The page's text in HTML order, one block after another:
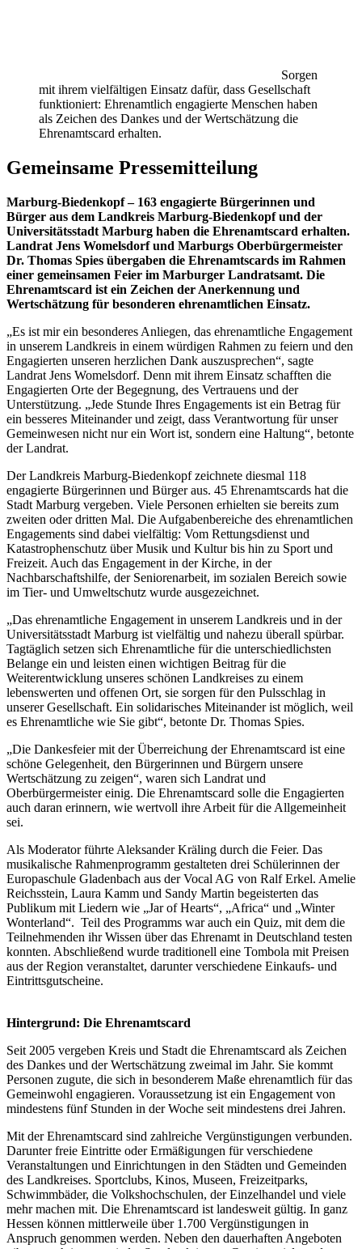
Sorgen
mit ihrem vielfältigen Einsatz dafür, dass Gesellschaft
funktioniert: Ehrenamtlich engagierte Menschen haben
als Zeichen des Dankes und der Wertschätzung die
Ehrenamtscard erhalten.
Gemeinsame Pressemitteilung
Marburg-Biedenkopf – 163 engagierte Bürgerinnen und
Bürger aus dem Landkreis Marburg-Biedenkopf und der
Universitätsstadt Marburg haben die Ehrenamtscard erhalten.
Landrat Jens Womelsdorf und Marburgs Oberbürgermeister
Dr. Thomas Spies übergaben die Ehrenamtscards im Rahmen
einer gemeinsamen Feier im Marburger Landratsamt. Die
Ehrenamtscard ist ein Zeichen der Anerkennung und
Wertschätzung für besonderen ehrenamtlichen Einsatz.
„Es ist mir ein besonderes Anliegen, das ehrenamtliche Engagement
in unserem Landkreis in einem würdigen Rahmen zu feiern und den
Engagierten unseren herzlichen Dank auszusprechen“, sagte
Landrat Jens Womelsdorf. Denn mit ihrem Einsatz schafften die
Engagierten Orte der Begegnung, des Vertrauens und der
Unterstützung. „Jede Stunde Ihres Engagements ist ein Betrag für
ein besseres Miteinander und zeigt, dass Verantwortung für unser
Gemeinwesen nicht nur ein Wort ist, sondern eine Haltung“, betonte
der Landrat.
Der Landkreis Marburg-Biedenkopf zeichnete diesmal 118
engagierte Bürgerinnen und Bürger aus. 45 Ehrenamtscards hat die
Stadt Marburg vergeben. Viele Personen erhielten sie bereits zum
zweiten oder dritten Mal. Die Aufgabenbereiche des ehrenamtlichen
Engagements sind dabei vielfältig: Vom Rettungsdienst und
Katastrophenschutz über Musik und Kultur bis hin zu Sport und
Freizeit. Auch das Engagement in der Kirche, in der
Nachbarschaftshilfe, der Seniorenarbeit, im sozialen Bereich sowie
im Tier- und Umweltschutz wurde ausgezeichnet.
„Das ehrenamtliche Engagement in unserem Landkreis und in der
Universitätsstadt Marburg ist vielfältig und nahezu überall spürbar.
Tagtäglich setzen sich Ehrenamtliche für die unterschiedlichsten
Belange ein und leisten einen wichtigen Beitrag für die
Weiterentwicklung unseres schönen Landkreises zu einem
lebenswerten und offenen Ort, sie sorgen für den Pulsschlag in
unserer Gesellschaft. Ein solidarisches Miteinander ist möglich, weil
es Ehrenamtliche wie Sie gibt“, betonte Dr. Thomas Spies.
„Die Dankesfeier mit der Überreichung der Ehrenamtscard ist eine
schöne Gelegenheit, den Bürgerinnen und Bürgern unsere
Wertschätzung zu zeigen“, waren sich Landrat und
Oberbürgermeister einig. Die Ehrenamtscard solle die Engagierten
auch daran erinnern, wie wertvoll ihre Arbeit für die Allgemeinheit
sei.
Als Moderator führte Aleksander Kräling durch die Feier. Das
musikalische Rahmenprogramm gestalteten drei Schülerinnen der
Europaschule Gladenbach aus der Vocal AG von Ralf Erkel. Amelie
Reichsstein, Laura Kamm und Sandy Martin begeisterten das
Publikum mit Liedern wie „Jar of Hearts“, „Africa“ und „Winter
Wonterland“. Teil des Programms war auch ein Quiz, mit dem die
Teilnehmenden ihr Wissen über das Ehrenamt in Deutschland testen
konnten. Abschließend wurde traditionell eine Tombola mit Preisen
aus der Region veranstaltet, darunter verschiedene Einkaufs- und
Eintrittsgutscheine.
Hintergrund: Die Ehrenamtscard
Seit 2005 vergeben Kreis und Stadt die Ehrenamtscard als Zeichen
des Dankes und der Wertschätzung zweimal im Jahr. Sie kommt
Personen zugute, die sich in besonderem Maße ehrenamtlich für das
Gemeinwohl engagieren. Voraussetzung ist ein Engagement von
mindestens fünf Stunden in der Woche seit mindestens drei Jahren.
Mit der Ehrenamtscard sind zahlreiche Vergünstigungen verbunden.
Darunter freie Eintritte oder Ermäßigungen für verschiedene
Veranstaltungen und Einrichtungen in den Städten und Gemeinden
des Landkreises. Sportclubs, Kinos, Museen, Freizeitparks,
Schwimmbäder, die Volkshochschulen, der Einzelhandel und viele
mehr machen mit. Die Ehrenamtscard ist landesweit gültig. In ganz
Hessen können mittlerweile über 1.700 Vergünstigungen in
Anspruch genommen werden. Neben den dauerhaften Angeboten